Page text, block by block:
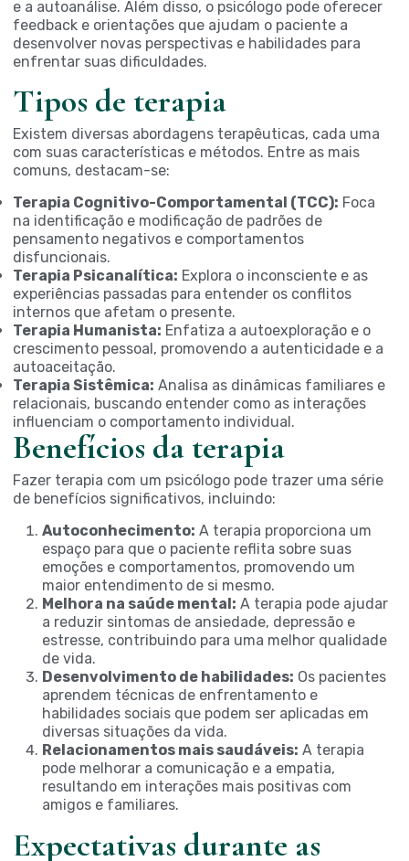
e a autoanálise. Além disso, o psicólogo pode oferecer
feedback e orientações que ajudam o paciente a
desenvolver novas perspectivas e habilidades para
enfrentar suas dificuldades.
Tipos de terapia
Existem diversas abordagens terapêuticas, cada uma
com suas características e métodos. Entre as mais
comuns, destacam-se:
Terapia Cognitivo-Comportamental (TCC): Foca
na identificação e modificação de padrões de
pensamento negativos e comportamentos
disfuncionais.
Terapia Psicanalítica: Explora o inconsciente e as
experiências passadas para entender os conflitos
internos que afetam o presente.
Terapia Humanista: Enfatiza a autoexploração e o
crescimento pessoal, promovendo a autenticidade e a
autoaceitação.
Terapia Sistêmica: Analisa as dinâmicas familiares e
relacionais, buscando entender como as interações
influenciam o comportamento individual.
Benefícios da terapia
Fazer terapia com um psicólogo pode trazer uma série
de benefícios significativos, incluindo:
Autoconhecimento: A terapia proporciona um
espaço para que o paciente reflita sobre suas
emoções e comportamentos, promovendo um
maior entendimento de si mesmo.
Melhora na saúde mental: A terapia pode ajudar
a reduzir sintomas de ansiedade, depressão e
estresse, contribuindo para uma melhor qualidade
de vida.
Desenvolvimento de habilidades: Os pacientes
aprendem técnicas de enfrentamento e
habilidades sociais que podem ser aplicadas em
diversas situações da vida.
Relacionamentos mais saudáveis: A terapia
pode melhorar a comunicação e a empatia,
resultando em interações mais positivas com
amigos e familiares.
Expectativas durante as